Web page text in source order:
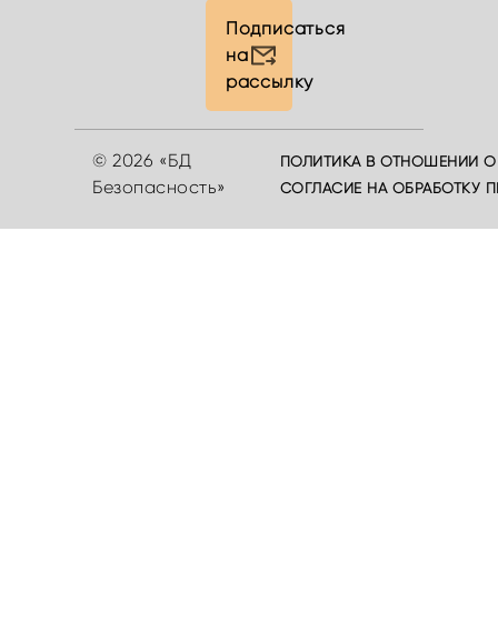
Подписаться
на
рассылку
© 2026 «БД
Безопасность»
ПОЛИТИКА В ОТНОШЕНИИ
СОГЛАСИЕ НА ОБРАБОТКУ